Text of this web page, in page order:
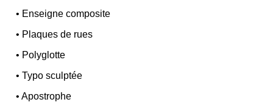
• Enseigne composite
• Plaques de rues
• Polyglotte
•Typo sculptée
•Apostrophe